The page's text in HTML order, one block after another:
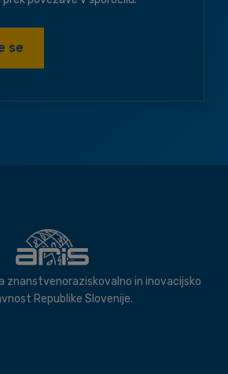
se
znanstvenoraziskovalno in inovacijsko
Republike Slovenije.